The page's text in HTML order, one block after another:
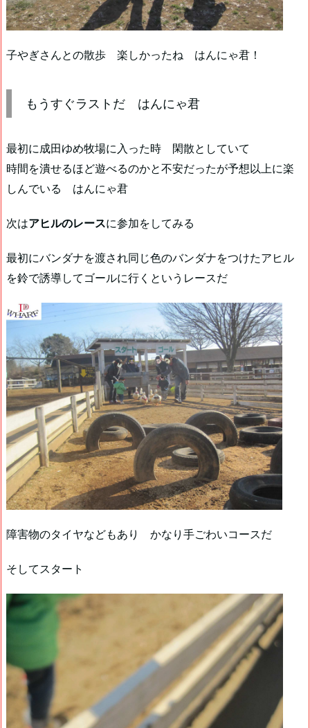
子やぎさんとの散歩 楽しかったね はんにゃ君！
もうすぐラストだ はんにゃ君
最初に成田ゆめ牧場に入った時 閑散としていて
時間を潰せるほど遊べるのかと不安だったが予想以上に楽
しんでいる はんにゃ君
次はアヒルのレースに参加をしてみる
最初にバンダナを渡され同じ色のバンダナをつけたアヒル
を鈴で誘導してゴールに行くというレースだ
障害物のタイヤなどもあり かなり手ごわいコースだ
そしてスタート